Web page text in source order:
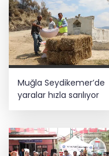
Muğla Seydikemer’de
yaralar hızla sarılıyor